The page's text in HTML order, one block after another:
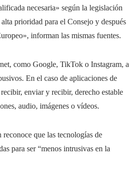
necesaria» según la legislación
prioridad para el Consejo y después
informan las mismas fuentes.
como Google, TikTok o Instagram, a
En el caso de aplicaciones de
enviar y recibir, derecho estable
audio, imágenes o vídeos.
que las tecnologías de
para ser “menos intrusivas en la